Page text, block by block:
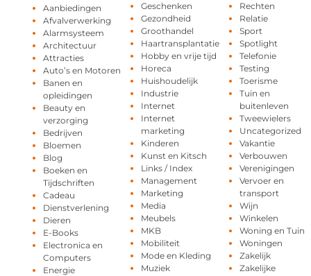
Aanbiedingen
Afvalverwerking
Alarmsysteem
Architectuur
Attracties
Auto’s en Motoren
Banen en
opleidingen
Beauty en
verzorging
Bedrijven
Bloemen
Blog
Boeken en
Tijdschriften
Cadeau
Dienstverlening
Dieren
E-Books
Electronica en
Computers
Energie
Geschenken
Gezondheid
Groothandel
Haartransplantatie
Hobby en vrije tijd
Horeca
Huishoudelijk
Industrie
Internet
Internet
marketing
Kinderen
Kunst en Kitsch
Links / Index
Management
Marketing
Media
Meubels
MKB
Mobiliteit
Mode en Kleding
Muziek
Rechten
Relatie
Sport
Spotlight
Telefonie
Testing
Toerisme
Tuin en
buitenleven
Tweewielers
Uncategorized
Vakantie
Verbouwen
Verenigingen
Vervoer en
transport
Wijn
Winkelen
Woning en Tuin
Woningen
Zakelijk
Zakelijke